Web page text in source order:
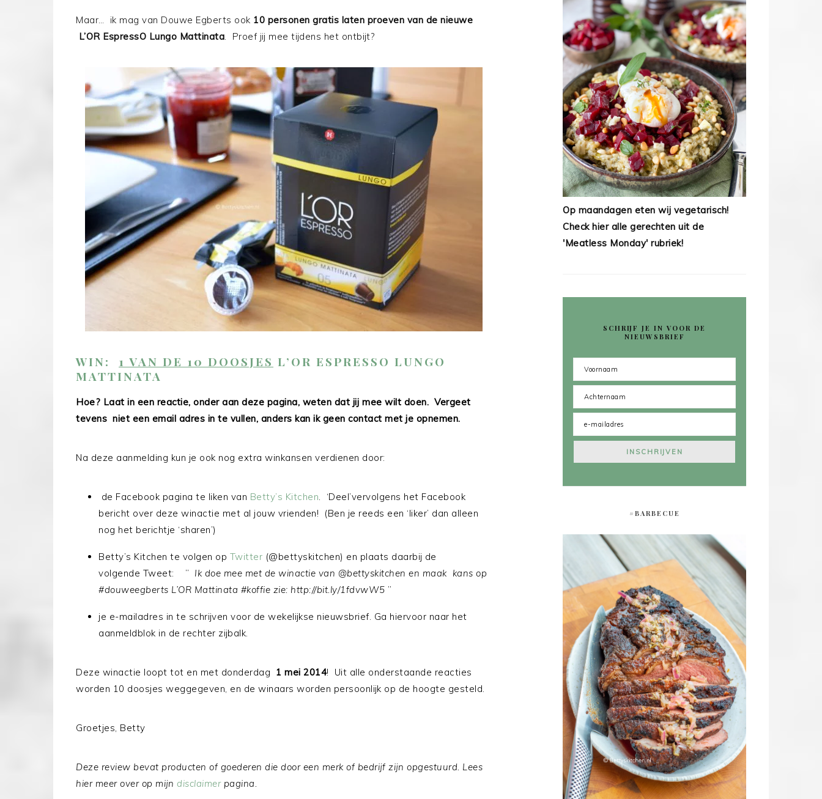
Maar… ik mag van Douwe Egberts ook 10 personen gratis laten proeven van de nieuwe
L’OR EspressO Lungo Mattinata. Proef jij mee tijdens het ontbijt?
WIN: 1 VAN DE 10 DOOSJES L’OR ESPRESSO LUNGO
MATTINATA
Hoe? Laat in een reactie, onder aan deze pagina, weten dat jij mee wilt doen. Vergeet
tevens niet een email adres in te vullen, anders kan ik geen contact met je opnemen.
Na deze aanmelding kun je ook nog extra winkansen verdienen door:
de Facebook pagina te liken van Betty’s Kitchen. ‘Deel’vervolgens het Facebook
bericht over deze winactie met al jouw vrienden! (Ben je reeds een ‘liker’ dan alleen
nog het berichtje ‘sharen’)
Betty’s Kitchen te volgen op Twitter (@bettyskitchen) en plaats daarbij de
volgende Tweet: ” Ik doe mee met de winactie van @bettyskitchen en maak kans op
#douweegberts L’OR Mattinata #koffie zie: http://bit.ly/1fdvwW5 ”
je e-mailadres in te schrijven voor de wekelijkse nieuwsbrief. Ga hiervoor naar het
aanmeldblok in de rechter zijbalk.
Deze winactie loopt tot en met donderdag 1 mei 2014! Uit alle onderstaande reacties
worden 10 doosjes weggegeven, en de winaars worden persoonlijk op de hoogte gesteld.
Groetjes, Betty
Deze review bevat producten of goederen die door een merk of bedrijf zijn opgestuurd. Lees
hier meer over op mijn disclaimerpagina.
Op maandagen eten wij vegetarisch!
Check hier alle gerechten uit de
'Meatless Monday' rubriek!
SCHRIJF JE IN VOOR DE
NIEUWSBRIEF
#BARBECUE